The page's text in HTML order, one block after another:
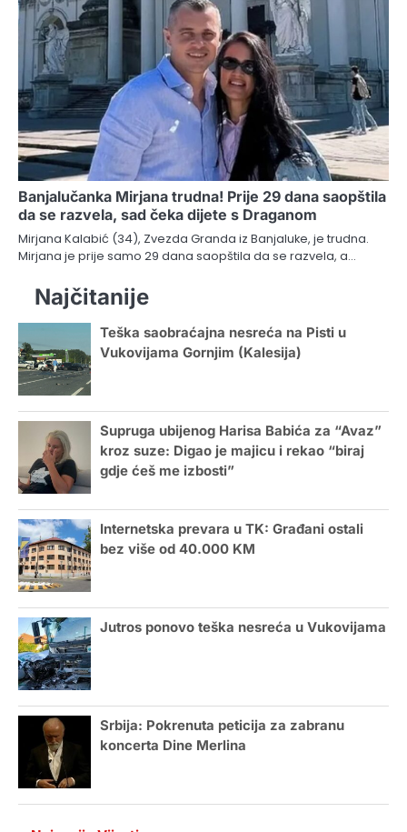
Banjalučanka Mirjana trudna! Prije 29 dana saopštila
da se razvela, sad čeka dijete s Draganom
Mirjana Kalabić (34), Zvezda Granda iz Banjaluke, je trudna.
Mirjana je prije samo 29 dana saopštila da se razvela, a…
Najčitanije
Teška saobraćajna nesreća na Pisti u
Vukovijama Gornjim (Kalesija)
Supruga ubijenog Harisa Babića za “Avaz”
kroz suze: Digao je majicu i rekao “biraj
gdje ćeš me izbosti”
Internetska prevara u TK: Građani ostali
bez više od 40.000 KM
Jutros ponovo teška nesreća u Vukovijama
Srbija: Pokrenuta peticija za zabranu
koncerta Dine Merlina